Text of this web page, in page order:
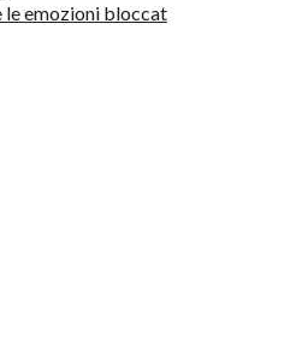
le emozioni bloccat